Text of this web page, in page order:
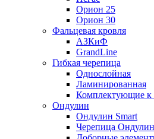
Орион 25
Орион 30
Фальцевая кровля
АЗКиФ
GrandLine
Гибкая черепица
Однослойная
Ламинированная
Комплектующие к
Ондулин
Ондулин Smart
Черепица Ондулин